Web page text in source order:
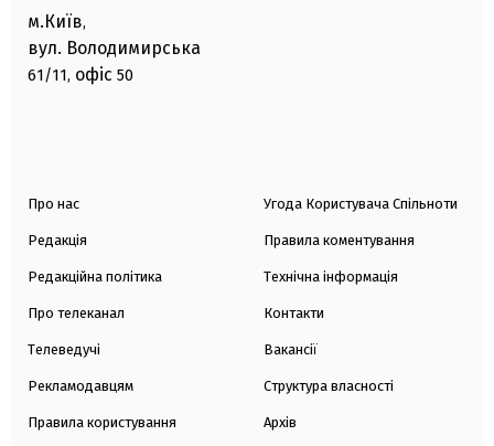
м.Київ,
вул. Володимирська
61/11, офіс 50
Про нас
Редакція
Редакційна політика
Про телеканал
Телеведучі
Рекламодавцям
Правила користування
Угода Користувача Спільноти
Правила коментування
Технічна інформація
Контакти
Вакансії
Структура власності
Архів